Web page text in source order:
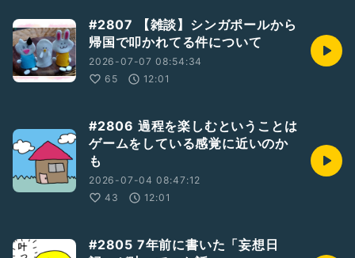
#2807 【雑談】シンガポールから
帰国で叩かれてる件について
2026-07-07 08:54:34
65
12:01
#2806 過程を楽しむということは
ゲームをしている感覚に近いのか
も
2026-07-04 08:47:12
43
12:01
#2805 7年前に書いた「妄想日